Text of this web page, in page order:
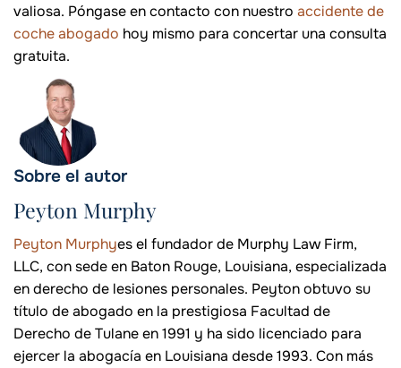
valiosa. Póngase en contacto con nuestro accidente de
coche abogado hoy mismo para concertar una consulta
gratuita.
Sobre el autor
Peyton Murphy
Peyton Murphyes el fundador de Murphy Law Firm,
LLC, con sede en Baton Rouge, Louisiana, especializada
en derecho de lesiones personales. Peyton obtuvo su
título de abogado en la prestigiosa Facultad de
Derecho de Tulane en 1991 y ha sido licenciado para
ejercer la abogacía en Louisiana desde 1993. Con más